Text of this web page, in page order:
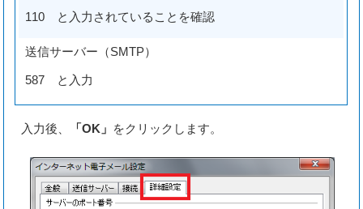
110 と入力されていることを確認
送信サーバー（SMTP）
587 と入力
入力後、 「OK」 をクリックします。